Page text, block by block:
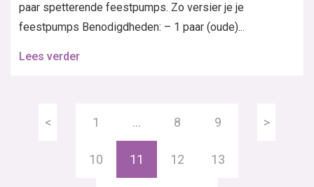
paar spetterende feestpumps. Zo versier je je
feestpumps Benodigdheden: – 1 paar (oude)...
Lees verder
< 1 … 8 9
10 11 12 13
>